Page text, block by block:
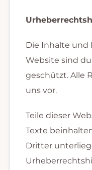
Die Inhalte und
Website sind
geschützt. Alle
uns vor.
Teile dieser
Texte
Dritter